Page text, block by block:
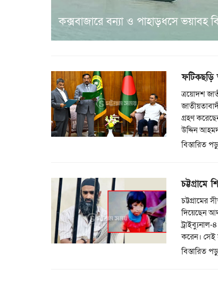
কক্সবাজারে বন্যা ও পাহাড়ধসে ভয়াবহ
ফটিকছড়ি
ত্রয়োদশ
গ্রহণ
উদ্দিন
বিস্তারিত
চট্টগ্রামে
চট্টগ্রামের
দিয়েছেন
করেন।
বিস্তারিত